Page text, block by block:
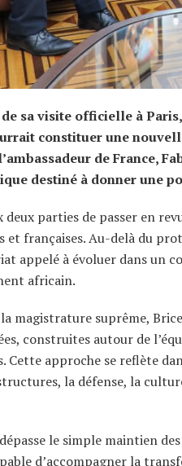
sa visite officielle à
constituer une
de France,
destiné à donner une
deux parties de passer en
et françaises. Au-delà du
appelé à évoluer dans un
africain.
magistrature suprême,
construites autour de
approche se reflète
la défense, la
le simple maintien
d’accompagner la